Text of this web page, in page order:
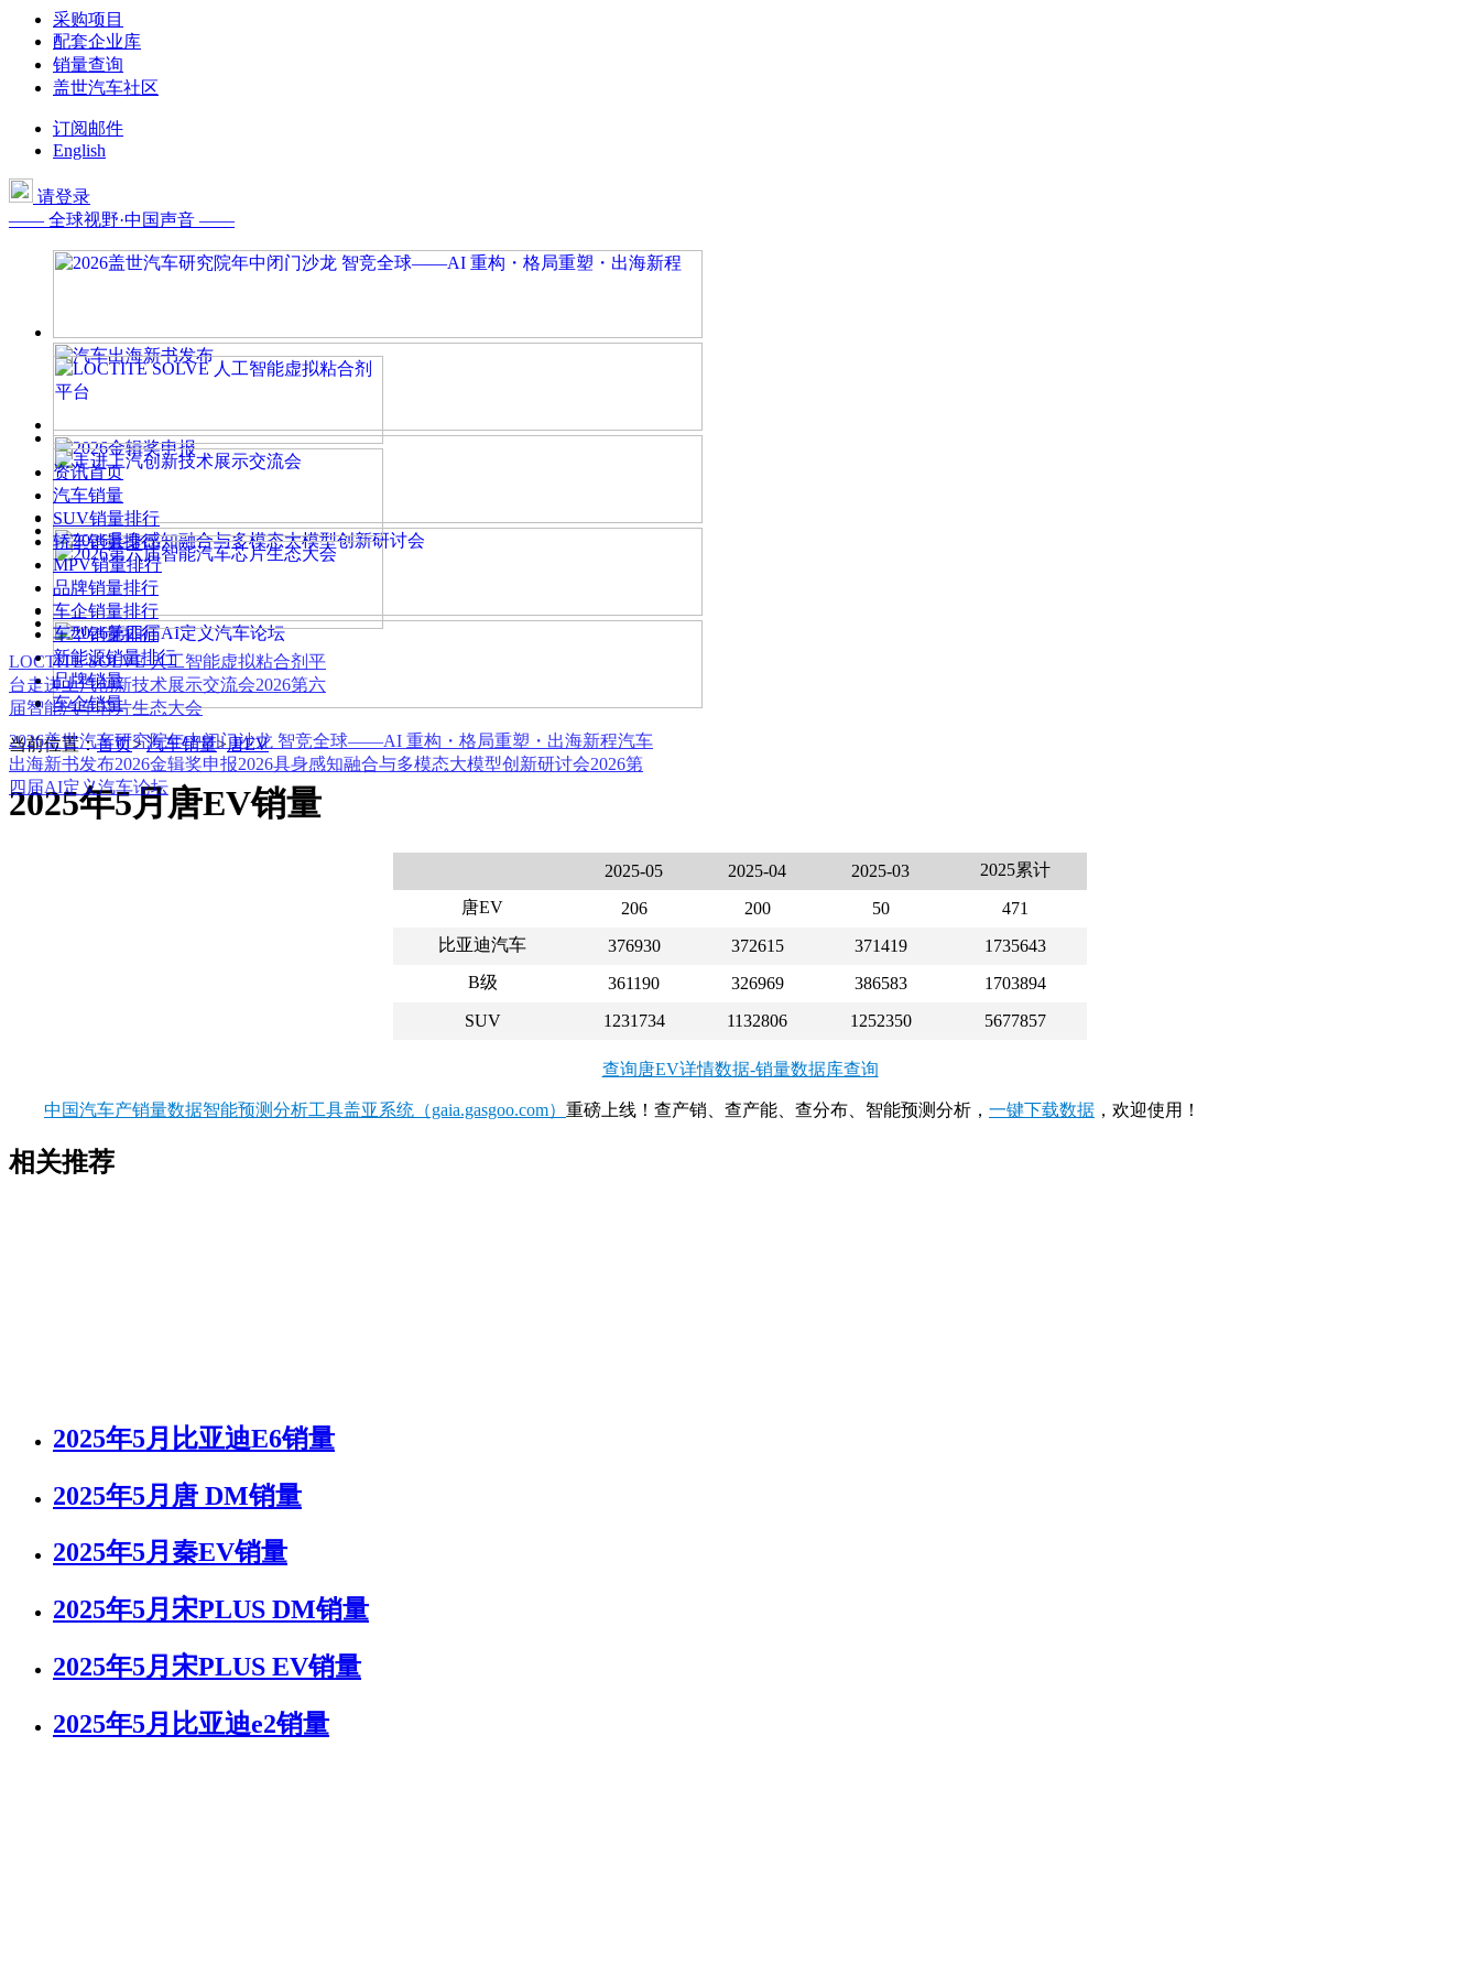
采购项目
配套企业库
销量查询
盖世汽车社区
订阅邮件
English
请登录
—— 全球视野·中国声音 ——
2026盖世汽车研究院年中闭门沙龙 智竞全球——AI 重构・格局重塑・出海新程汽车
出海新书发布2026金辑奖申报2026具身感知融合与多模态大模型创新研讨会2026第
四届AI定义汽车论坛
LOCTITE SOLVE 人工智能虚拟粘合剂平
台走进上汽创新技术展示交流会2026第六
届智能汽车芯片生态大会
资讯首页
汽车销量
SUV销量排行
轿车销量排行
MPV销量排行
品牌销量排行
车企销量排行
车型销量排行
新能源销量排行
品牌销量
车企销量
当前位置：首页>汽车销量>唐EV
2025年5月唐EV销量
2025-05 2025-04 2025-03
2025累计
唐EV
206 200 50
471
比亚迪汽车
376930 372615 371419
1735643
B级
361190 326969 386583
1703894
SUV
1231734 1132806 1252350 5677857
查询唐EV详情数据-销量数据库查询
中国汽车产销量数据智能预测分析工具盖亚系统（gaia.gasgoo.com） 重磅上线！查产销、查产能、查分布、智能预测分析， 一键下载数据 ，欢迎使用！
相关推荐
2025年5月比亚迪E6销量
2025年5月唐 DM销量
2025年5月秦EV销量
2025年5月宋PLUS DM销量
2025年5月宋PLUS EV销量
2025年5月比亚迪e2销量